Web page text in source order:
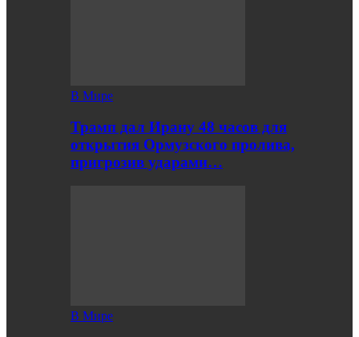
В Мире
Трамп дал Ирану 48 часов для
открытия Ормузского пролива,
пригрозив ударами…
В Мире